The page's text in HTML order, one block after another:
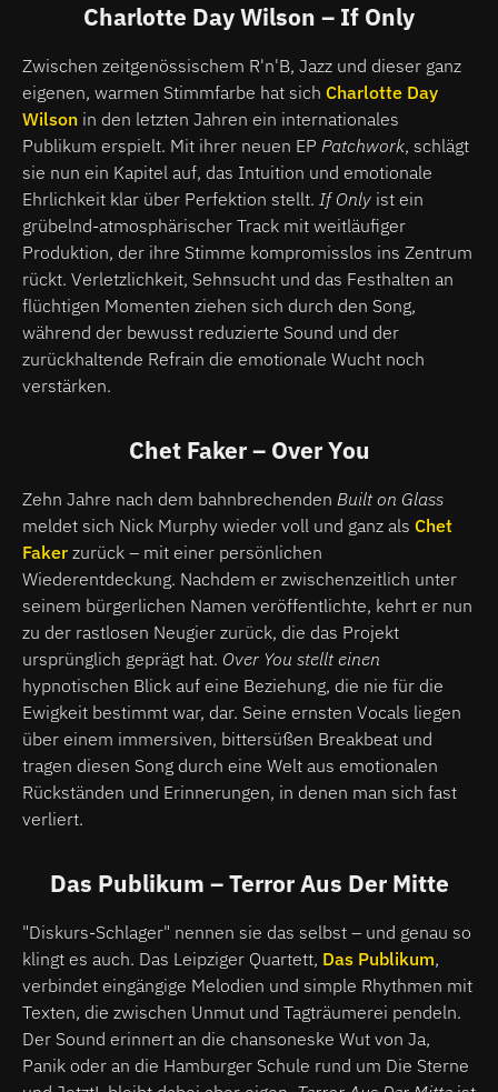
Charlotte Day Wilson – If Only
Zwischen zeitgenössischem R'n'B, Jazz und dieser ganz
eigenen, warmen Stimmfarbe hat sich Charlotte Day
Wilson in den letzten Jahren ein internationales
Publikum erspielt. Mit ihrer neuen EP Patchwork, schlägt
sie nun ein Kapitel auf, das Intuition und emotionale
Ehrlichkeit klar über Perfektion stellt. If Only ist ein
grübelnd-atmosphärischer Track mit weitläufiger
Produktion, der ihre Stimme kompromisslos ins Zentrum
rückt. Verletzlichkeit, Sehnsucht und das Festhalten an
flüchtigen Momenten ziehen sich durch den Song,
während der bewusst reduzierte Sound und der
zurückhaltende Refrain die emotionale Wucht noch
verstärken.
Chet Faker – Over You
Zehn Jahre nach dem bahnbrechenden Built on Glass
meldet sich Nick Murphy wieder voll und ganz als Chet
Faker zurück – mit einer persönlichen
Wiederentdeckung. Nachdem er zwischenzeitlich unter
seinem bürgerlichen Namen veröffentlichte, kehrt er nun
zu der rastlosen Neugier zurück, die das Projekt
ursprünglich geprägt hat. Over You stellt einen
hypnotischen Blick auf eine Beziehung, die nie für die
Ewigkeit bestimmt war, dar. Seine ernsten Vocals liegen
über einem immersiven, bittersüßen Breakbeat und
tragen diesen Song durch eine Welt aus emotionalen
Rückständen und Erinnerungen, in denen man sich fast
verliert.
Das Publikum – Terror Aus Der Mitte
"Diskurs-Schlager" nennen sie das selbst – und genau so
klingt es auch. Das Leipziger Quartett, Das Publikum,
verbindet eingängige Melodien und simple Rhythmen mit
Texten, die zwischen Unmut und Tagträumerei pendeln.
Der Sound erinnert an die chansoneske Wut von Ja,
Panik oder an die Hamburger Schule rund um Die Sterne